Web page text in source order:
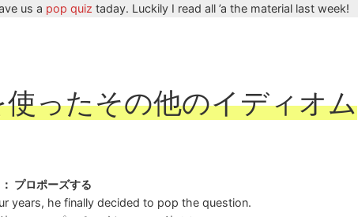
us a pop quiz taday. Luckily I read all ’a the material last week!
ったその他のイディオム
プロポーズする
years, he finally decided to pop the question.